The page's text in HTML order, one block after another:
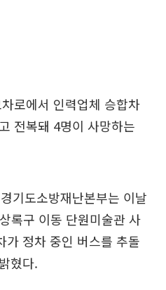
로에서 인력업체 승합차
전복돼 4명이 사망하는
기도소방재난본부는 이날
록구 이동 단원미술관 사
가 정차 중인 버스를 추돌
혔다.